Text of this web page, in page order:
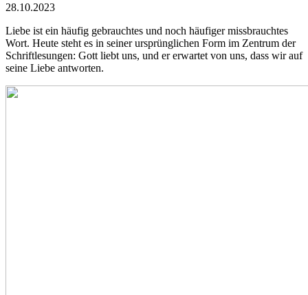
28.10.2023
Liebe ist ein häufig gebrauchtes und noch häufiger missbrauchtes
Wort. Heute steht es in seiner ursprünglichen Form im Zentrum der
Schriftlesungen: Gott liebt uns, und er erwartet von uns, dass wir auf
seine Liebe antworten.